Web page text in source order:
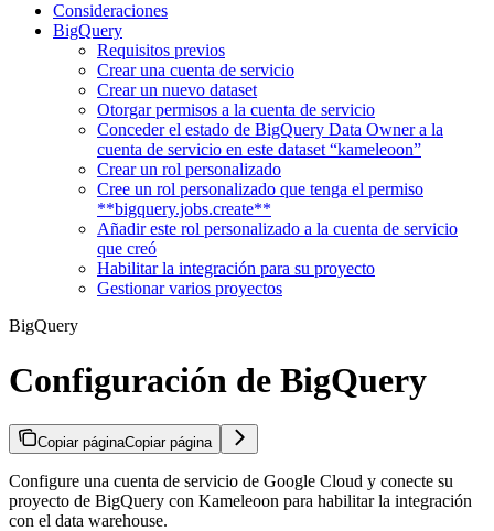
Consideraciones
BigQuery
Requisitos previos
Crear una cuenta de servicio
Crear un nuevo dataset
Otorgar permisos a la cuenta de servicio
Conceder el estado de BigQuery Data Owner a la
cuenta de servicio en este dataset “kameleoon”
Crear un rol personalizado
Cree un rol personalizado que tenga el permiso
**bigquery.jobs.create**
Añadir este rol personalizado a la cuenta de servicio
que creó
Habilitar la integración para su proyecto
Gestionar varios proyectos
BigQuery
Configuración de BigQuery
Copiar páginaCopiar página
Configure una cuenta de servicio de Google Cloud y conecte su
proyecto de BigQuery con Kameleoon para habilitar la integración
con el data warehouse.